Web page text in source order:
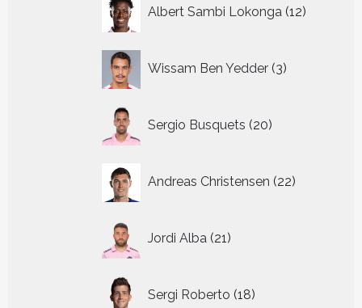
Albert Sambi Lokonga 12
Wissam Ben Yedder 3
producten
Sergio Busquets 20
producten
Andreas Christensen 22
producten
Jordi Alba 21
producten
Sergi Roberto 18
producten